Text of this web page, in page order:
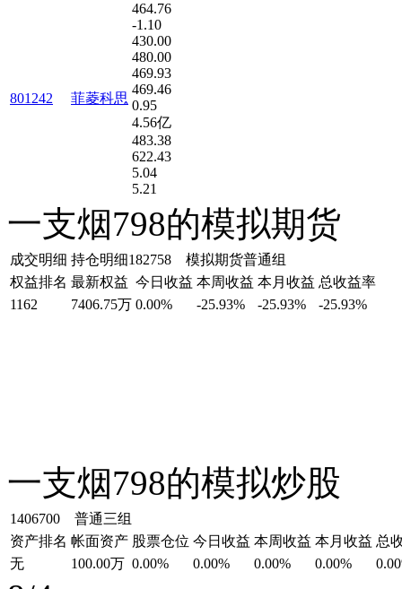
801242 菲菱科思
464.76
-1.10
430.00
480.00
469.93
469.46
0.95
4.56亿
483.38
622.43
5.04
5.21
一支烟798的模拟期货
成交明细 持仓明细182758 模拟期货普通组
权益排名 最新权益 今日收益 本周收益 本月收益 总收益率
1162
7406.75万 0.00% -25.93% -25.93% -25.93%
一支烟798的模拟炒股
1406700 普通三组
资产排名 帐面资产 股票仓位 今日收益 本周收益 本月收益 总
无
100.00万 0.00% 0.00% 0.00% 0.00%